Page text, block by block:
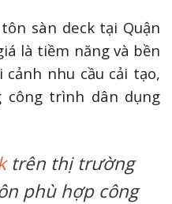
sàn deck tại Quận
là tiềm năng và bền
nhu cầu cải tạo,
công trình dân dụng
trên thị trường
phù hợp công